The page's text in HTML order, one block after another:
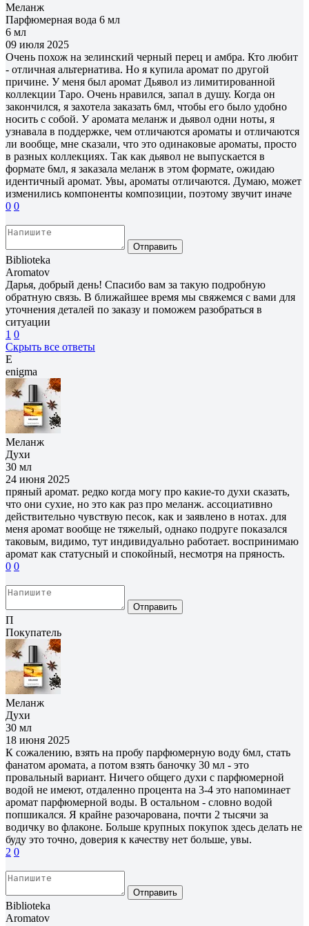
Меланж
Парфюмерная вода 6 мл
6 мл
09 июля 2025
Очень похож на зелинский черный перец и амбра. Кто любит
- отличная альтернатива. Но я купила аромат по другой
причине. У меня был аромат Дьявол из лимитированной
коллекции Таро. Очень нравился, запал в душу. Когда он
закончился, я захотела заказать 6мл, чтобы его было удобно
носить с собой. У аромата меланж и дьявол одни ноты, я
узнавала в поддержке, чем отличаются ароматы и отличаются
ли вообще, мне сказали, что это одинаковые ароматы, просто
в разных коллекциях. Так как дьявол не выпускается в
формате 6мл, я заказала меланж в этом формате, ожидаю
идентичный аромат. Увы, ароматы отличаются. Думаю, может
изменились компоненты композиции, поэтому звучит иначе
0 0
Отправить
Biblioteka
Aromatov
Дарья, добрый день! Спасибо вам за такую подробную
обратную связь. В ближайшее время мы свяжемся с вами для
уточнения деталей по заказу и поможем разобраться в
ситуации
1 0
Скрыть все ответы
E
enigma
Меланж
Духи
30 мл
24 июня 2025
пряный аромат. редко когда могу про какие-то духи сказать,
что они сухие, но это как раз про меланж. ассоциативно
действительно чувствую песок, как и заявлено в нотах. для
меня аромат вообще не тяжелый, однако подруге показался
таковым, видимо, тут индивидуально работает. воспринимаю
аромат как статусный и спокойный, несмотря на пряность.
0 0
Отправить
П
Покупатель
Меланж
Духи
30 мл
18 июня 2025
К сожалению, взять на пробу парфюмерную воду 6мл, стать
фанатом аромата, а потом взять баночку 30 мл - это
провальный вариант. Ничего общего духи с парфюмерной
водой не имеют, отдаленно процента на 3-4 это напоминает
аромат парфюмерной воды. В остальном - словно водой
попшикался. Я крайне разочарована, почти 2 тысячи за
водичку во флаконе. Больше крупных покупок здесь делать не
буду это точно, доверия к качеству нет больше, увы.
2 0
Отправить
Biblioteka
Aromatov